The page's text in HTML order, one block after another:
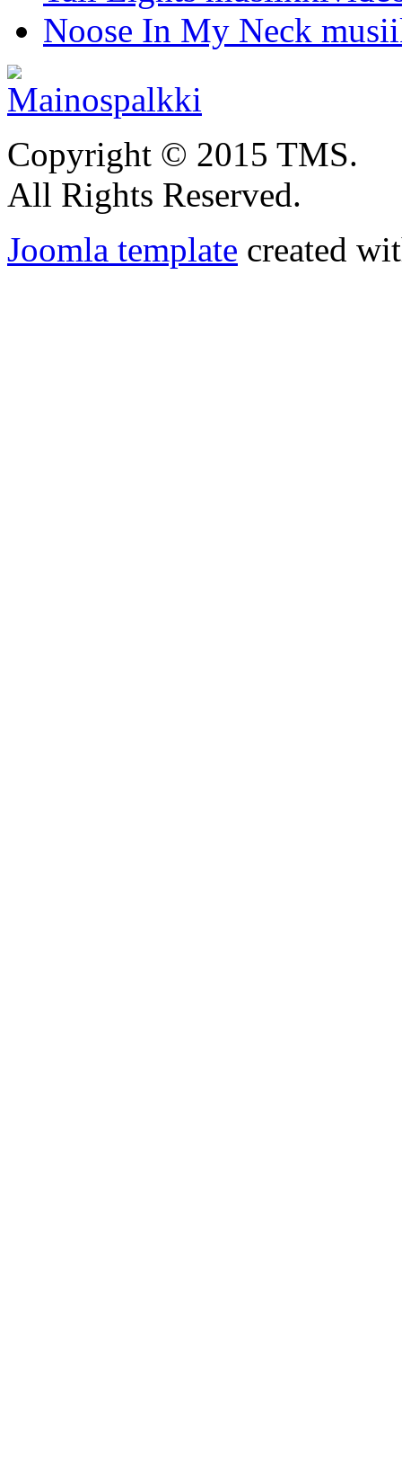
Noose In My Neck
Copyright © 2015 TMS.
All Rights Reserved.
Joomla template created